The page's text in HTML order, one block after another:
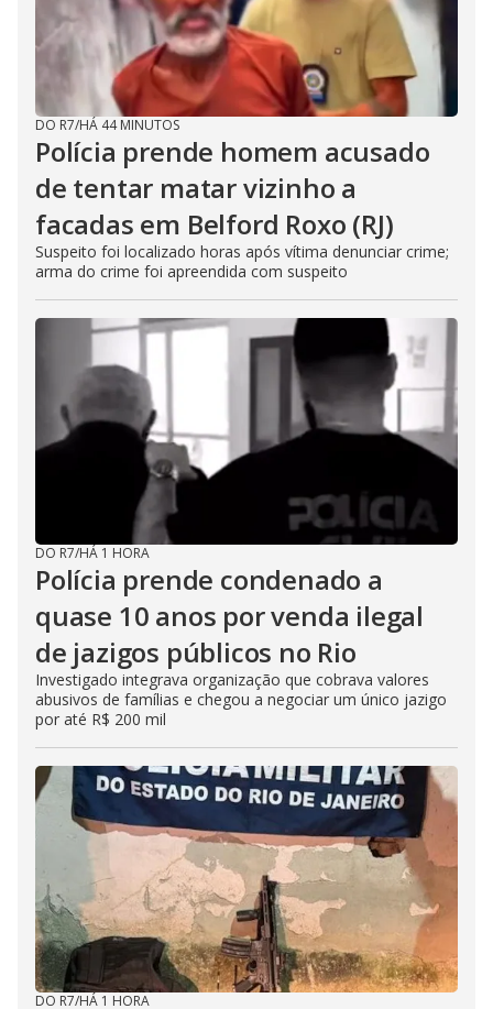
DO R7/HÁ 44 MINUTOS
Polícia prende homem acusado
de tentar matar vizinho a
facadas em Belford Roxo (RJ)
Suspeito foi localizado horas após vítima denunciar crime;
arma do crime foi apreendida com suspeito
DO R7/HÁ 1 HORA
Polícia prende condenado a
quase 10 anos por venda ilegal
de jazigos públicos no Rio
Investigado integrava organização que cobrava valores
abusivos de famílias e chegou a negociar um único jazigo
por até R$ 200 mil
DO R7/HÁ 1 HORA